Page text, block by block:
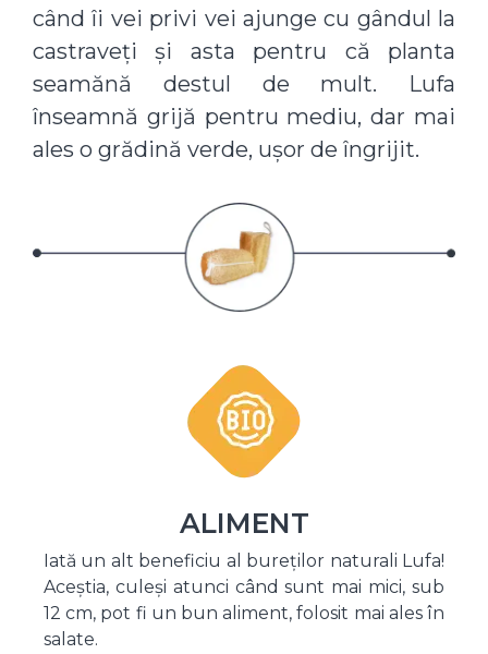
când îi vei privi vei ajunge cu gândul la
castraveți și asta pentru că planta
seamănă destul de mult. Lufa
înseamnă grijă pentru mediu, dar mai
ales o grădină verde, ușor de îngrijit.
ALIMENT
Iată un alt beneficiu al bureților naturali Lufa!
Aceștia, culeși atunci când sunt mai mici, sub
12 cm, pot fi un bun aliment, folosit mai ales în
salate.